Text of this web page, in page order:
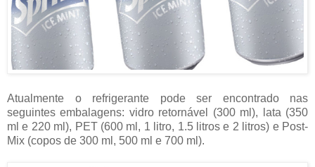
Atualmente o refrigerante pode ser encontrado nas
seguintes embalagens: vidro retornável (300 ml), lata (350
ml e 220 ml), PET (600 ml, 1 litro, 1.5 litros e 2 litros) e Post-
Mix (copos de 300 ml, 500 ml e 700 ml).